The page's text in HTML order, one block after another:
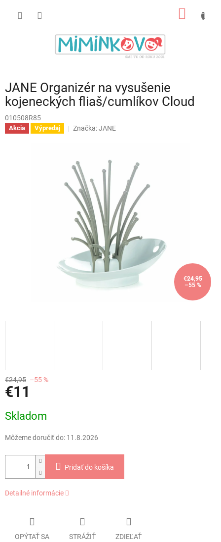
JANE Organizér na vysušenie
kojeneckých fliaš/cumlíkov Cloud
010508R85
Akcia Výpredaj Značka:JANE
€24,95
–55 %
€24,95 –55 %
€11
cena:
Skladom
Môžeme doručiť do: 11.8.2026
Pridať do košíka
Detailné informácie
OPÝTAŤ SA STRÁŽIŤ ZDIEĽAŤ